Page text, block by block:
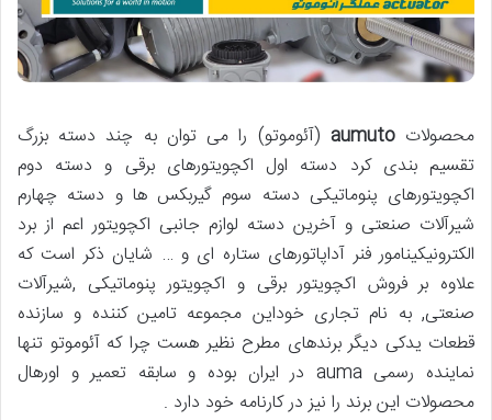
محصولاتaumuto
(آئوموتو) را می توان به چند دسته بزرگ
تقسیم بندی کرد دسته اول اکچویتورهای برقی و دسته دوم
اکچویتورهای پنوماتیکی دسته سوم گیربکس ها و دسته چهارم
شیرآلات صنعتی و آخرین دسته لوازم جانبی اکچویتور اعم از برد
الکترونیکینامور فنر آداپاتورهای ستاره ای و … شایان ذکر است که
علاوه بر فروش اکچویتور برقی و اکچویتور پنوماتیکی ,شیرآلات
صنعتی, به نام تجاری خوداین مجموعه تامین کننده و سازنده
قطعات یدکی دیگر برندهای مطرح نظیر هست چرا که آئوموتو تنها
نماینده رسمی auma در ایران بوده و سابقه تعمیر و اورهال
محصولات این برند را نیز در کارنامه خود دارد .